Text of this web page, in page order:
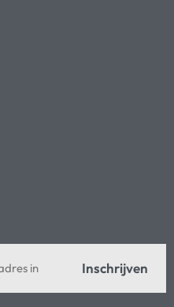
Inschrijven